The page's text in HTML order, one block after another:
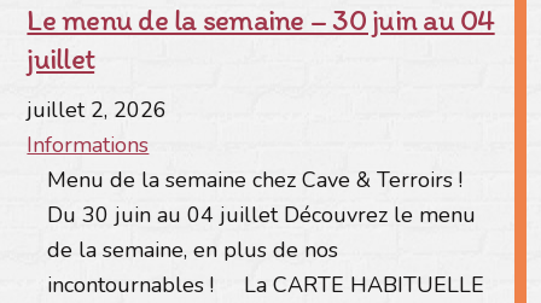
Le menu de la semaine – 30 juin au 04
juillet
juillet 2, 2026
Informations
Menu de la semaine chez Cave & Terroirs !
Du 30 juin au 04 juillet Découvrez le menu
de la semaine, en plus de nos
incontournables ! La CARTE HABITUELLE